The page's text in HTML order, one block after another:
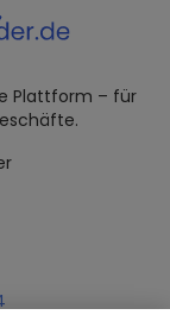
Plattform – für